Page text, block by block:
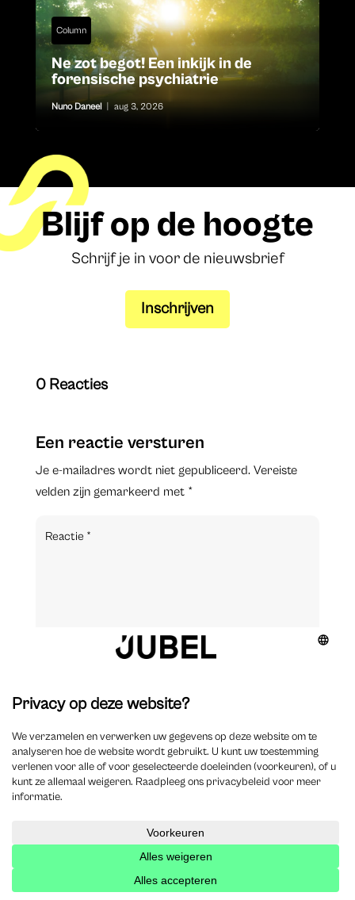
Column
Ne zot begot! Een inkijk in de
forensische psychiatrie
Nuno Daneel aug 3, 2026
Blijf op de hoogte
Schrijf je in voor de nieuwsbrief
Inschrijven
0 Reacties
Een reactie versturen
Je e-mailadres wordt niet gepubliceerd. Vereiste
velden zijn gemarkeerd met *